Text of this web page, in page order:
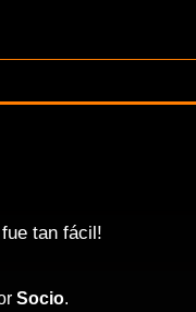
tan fácil!
Socio.